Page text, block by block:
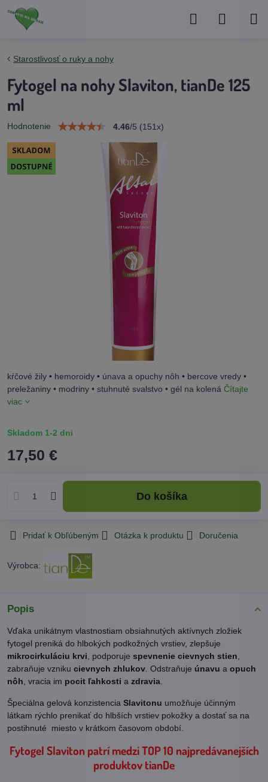
Starostlivosť o ruky a nohy
Fytogel na nohy Slaviton, tianDe 125
ml
Hodnotenie 4.46/5 (151x)
kŕčové žily • hemoroidy • únava a opuchy nôh • bercove vredy •
preležaniny • modriny • stuhnuté svalstvo • gél na kolená Čítajte
viac
Skladom 1-2 dni
17,50 €
Do košíka
Pridať k Obľúbeným Otázka k produktu Doručenia
Výrobca:
Popis
Vďaka unikátnym vlastnostiam obsiahnutých aktívnych zložiek
fytogel preniká do hlbokých podkožných vrstiev, zlepšuje
mikrocirkuláciu krvi , podporuje spevnenie cievnych stien
zabraňuje vzniku cievnych zhlukov . Odstraňuje únavu a opuch
nôh , vracia im pocit ľahkosti a zdravia
Špeciálna gelová konzistencia Slavitonu umožňuje účinným
látkam rýchlo prenikať do hlbších vrstiev pokožky a dostať sa na
postihnuté miesto v krátkom časovom období.
Fytogel Slaviton patrí medzi TOP 10 najpredávanejších
produktov tianDe